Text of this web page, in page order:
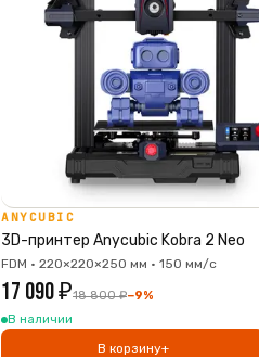
ANYCUBIC
3D-принтер Anycubic Kobra 2 Neo
FDM · 220×220×250 мм · 150 мм/с
17 090₽18 800₽−9%
В наличии
В корзину+